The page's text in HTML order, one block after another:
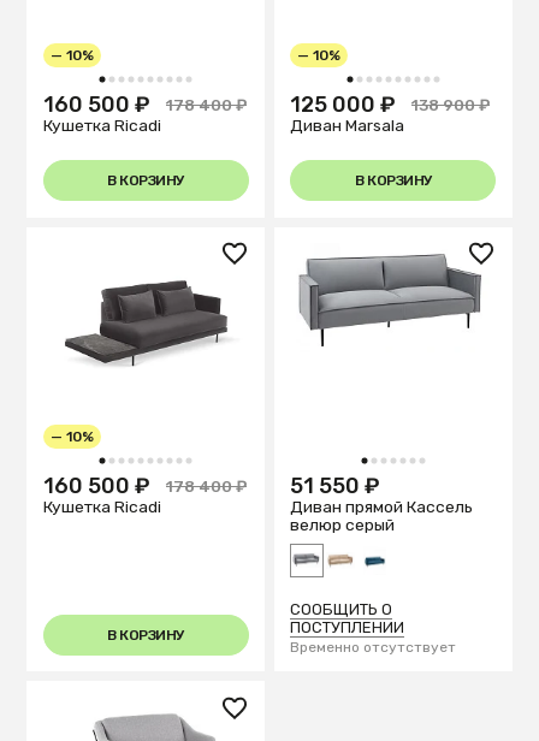
1 2 3 4 5 6 7 8 9 10
— 10%
160 500 ₽
178 400 ₽
Кушетка Ricadi
В КОРЗИНУ
1 2 3 4 5 6 7 8 9 10
— 10%
125 000 ₽
138 900 ₽
Диван Marsala
В КОРЗИНУ
1 2 3 4 5 6 7 8 9 10
— 10%
160 500 ₽
178 400 ₽
Кушетка Ricadi
В КОРЗИНУ
1 2 3 4 5 6 7
51 550 ₽
Диван прямой Кассель
велюр серый
СООБЩИТЬ О
ПОСТУПЛЕНИИ
Временно отсутствует